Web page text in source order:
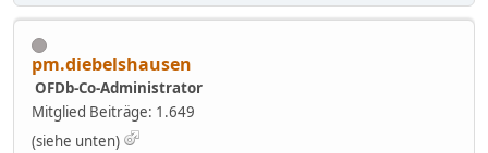
pm.diebelshausen
OFDb-Co-Administrator
Mitglied Beiträge: 1.649
(siehe unten)